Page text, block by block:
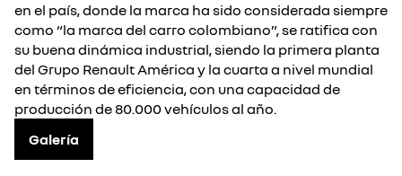
en el país, donde la marca ha sido considerada siempre
como “la marca del carro colombiano”, se ratifica con
su buena dinámica industrial, siendo la primera planta
del Grupo Renault América y la cuarta a nivel mundial
en términos de eficiencia, con una capacidad de
producción de 80.000 vehículos al año.
Galería